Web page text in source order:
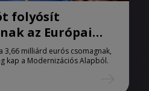
folyósít
az Európai
3,66 milliárd eurós csomagnak,
kap a Modernizációs Alapból.